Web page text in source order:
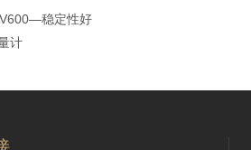
稳定性好
计